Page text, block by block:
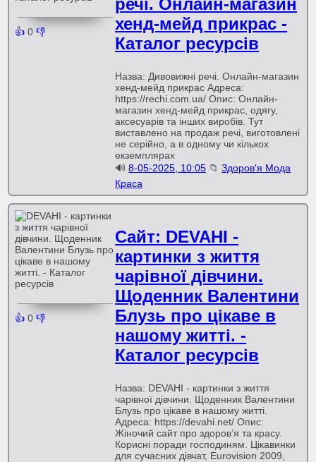
👍 0 👎
речі. Онлайн-магазин
хенд-мейд прикрас -
Каталог ресурсів
Назва: Дивовижні речі. Онлайн-магазин
хенд-мейд прикрас Адреса:
https://rechi.com.ua/ Опис: Онлайн-
магазин хенд-мейд прикрас, одягу,
аксесуарів та інших виробів. Тут
виставлено на продаж речі, виготовлені
не серійно, а в одному чи кількох
екземплярах
🔊8-05-2025, 10:05 📁Здоров'я Мода
Краса
👍 0 👎
Сайт: DEVAHI -
картинки з життя
чарівної дівчини.
Щоденник Валентини
Блузь про цікаве в
нашому житті. -
Каталог ресурсів
Назва: DEVAHI - картинки з життя
чарівної дівчини. Щоденник Валентини
Блузь про цікаве в нашому житті.
Адреса: https://devahi.net/ Опис:
Жіночий сайт про здоров’я та красу.
Корисні поради господиням. Цікавинки
для сучасних дівчат, Eurovision 2009,